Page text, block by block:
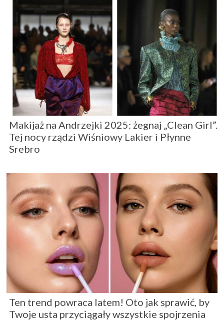
Makijaż na Andrzejki 2025: żegnaj „Clean Girl”.
Tej nocy rządzi Wiśniowy Lakier i Płynne
Srebro
Ten trend powraca latem! Oto jak sprawić, by
Twoje usta przyciągały wszystkie spojrzenia